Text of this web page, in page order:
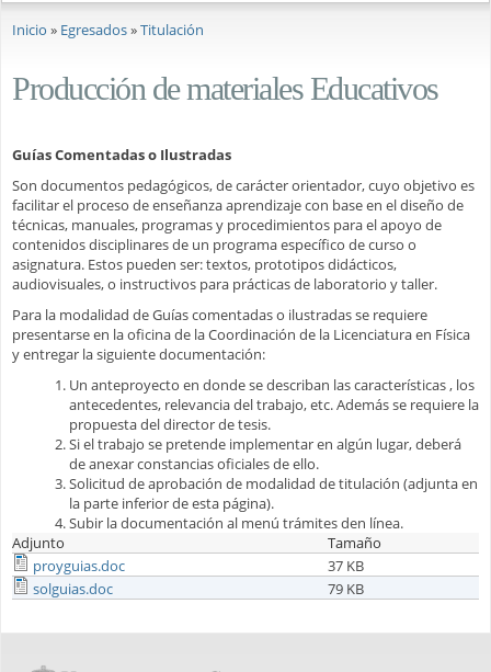
Inicio » Egresados»Titulación
Producción de materiales Educativos
Guías Comentadas o Ilustradas
Son documentos pedagógicos, de carácter orientador, cuyo objetivo es
facilitar el proceso de enseñanza aprendizaje con base en el diseño de
técnicas, manuales, programas y procedimientos para el apoyo de
contenidos disciplinares de un programa específico de curso o
asignatura. Estos pueden ser: textos, prototipos didácticos,
audiovisuales, o instructivos para prácticas de laboratorio y taller.
Para la modalidad de Guías comentadas o ilustradas se requiere
presentarse en la oficina de la Coordinación de la Licenciatura en Física
y entregar la siguiente documentación:
Un anteproyecto en donde se describan las características , los
antecedentes, relevancia del trabajo, etc. Además se requiere la
propuesta del director de tesis.
Si el trabajo se pretende implementar en algún lugar, deberá
de anexar constancias oficiales de ello.
Solicitud de aprobación de modalidad de titulación (adjunta en
la parte inferior de esta página).
Subir la documentación al menú trámites den línea.
Adjunto
Tamaño
proyguias.doc
37 KB
solguias.doc
79 KB